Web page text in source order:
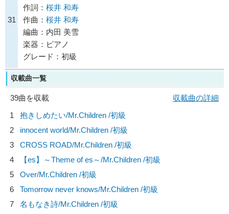
31
作詞： 桜井 和寿
作曲： 桜井 和寿
編曲：内田 美雪
楽器：ピアノ
グレード：初級
収載曲一覧
39曲を収載
収載曲の詳細
1
抱きしめたい/Mr.Children /初級
2
innocent world/Mr.Children /初級
3
CROSS ROAD/Mr.Children /初級
4
【es】～Theme of es～/Mr.Children /初級
5
Over/Mr.Children /初級
6
Tomorrow never knows/Mr.Children /初級
7
名もなき詩/Mr.Children /初級